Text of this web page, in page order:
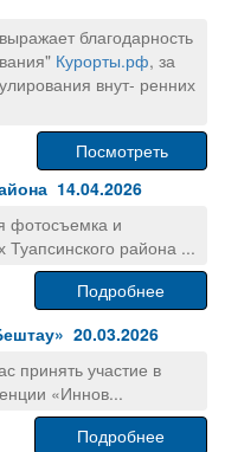
благодарность
Курорты.рф, за
внут- ренних
Посмотреть
14.04.2026
фотосъемка и
района ...
Подробнее
20.03.2026
принять участие в
«Иннов...
Подробнее